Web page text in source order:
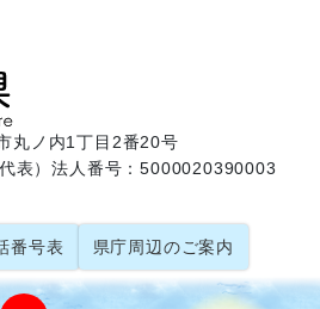
丸ノ内1丁目2番20号
表）法人番号：5000020390003
番号表 県庁周辺のご案内